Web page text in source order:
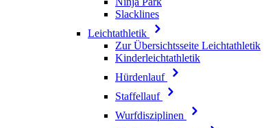
Slacklines
Leichtathletik
Zur Übersichtsseite Leichtathletik
Kinderleichtathletik
Hürdenlauf
Staffellauf
Wurfdisziplinen